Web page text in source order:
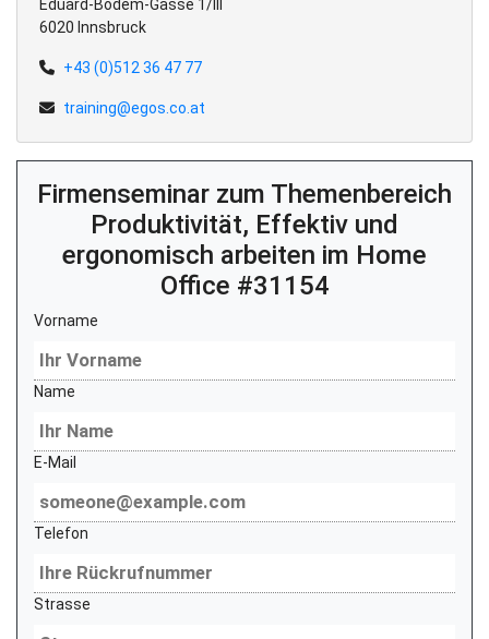
Eduard-Bodem-Gasse 1/III
6020 Innsbruck
+43 (0)512 36 47 77
training@egos.co.at
Firmenseminar zum Themenbereich
Produktivität, Effektiv und
ergonomisch arbeiten im Home
Office #31154
Vorname
Name
E-Mail
Telefon
Strasse